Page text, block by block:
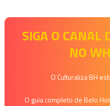
SIGA O CANAL
NO
O Culturaliza BH
O guia completo de Belo